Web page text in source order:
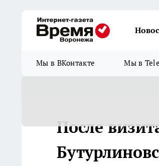
Мы в ВКонтакте Мы в
После